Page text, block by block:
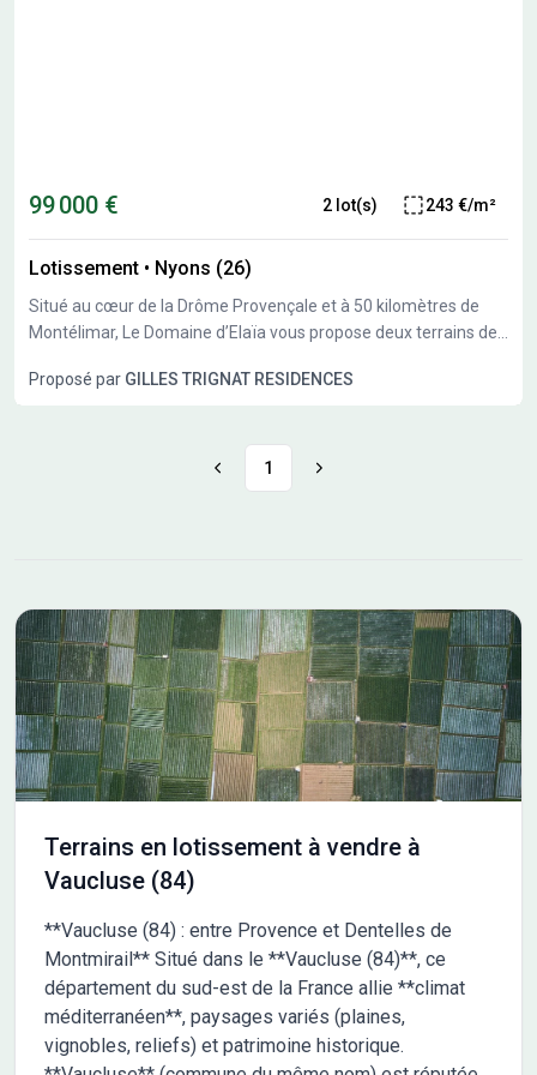
99 000 € 2 lot(s) 243 €/m²
Lotissement • Nyons (26)
Situé au cœur de la Drôme Provençale et à 50 kilomètres de
Montélimar, Le Domaine d’Elaïa vous propose deux terrains de
et de cet environnement verdoyant au pied du Parc Naturel
Proposé par GILLES TRIGNAT RESIDENCES
1
Terrains en lotissement à vendre à
Vaucluse (84)
**Vaucluse (84) : entre Provence et Dentelles de
Montmirail** Situé dans le **Vaucluse (84)**, ce
département du sud-est de la France allie **climat
méditerranéen**, paysages variés (plaines,
vignobles, reliefs) et patrimoine historique.